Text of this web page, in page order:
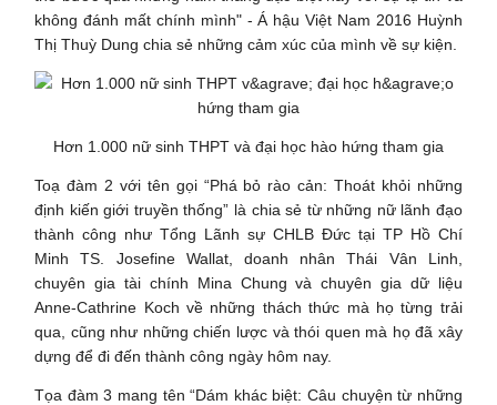
không đánh mất chính mình" - Á hậu Việt Nam 2016 Huỳnh
Thị Thuỳ Dung chia sẻ những cảm xúc của mình về sự kiện.
Hơn 1.000 nữ sinh THPT và đại học hào hứng tham gia
Toạ đàm 2 với tên gọi “Phá bỏ rào cản: Thoát khỏi những
định kiến giới truyền thống” là chia sẻ từ những nữ lãnh đạo
thành công như Tổng Lãnh sự CHLB Đức tại TP Hồ Chí
Minh TS. Josefine Wallat, doanh nhân Thái Vân Linh,
chuyên gia tài chính Mina Chung và chuyên gia dữ liệu
Anne-Cathrine Koch về những thách thức mà họ từng trải
qua, cũng như những chiến lược và thói quen mà họ đã xây
dựng để đi đến thành công ngày hôm nay.
Tọa đàm 3 mang tên “Dám khác biệt: Câu chuyện từ những